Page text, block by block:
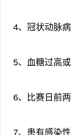
4、冠状动脉
5、血糖过高
6、比赛日前
7、患有感染